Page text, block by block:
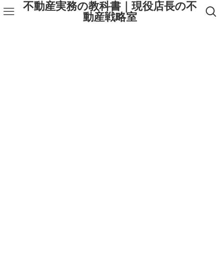
不動産実務の教科書｜現役店長の不
動産戦略室